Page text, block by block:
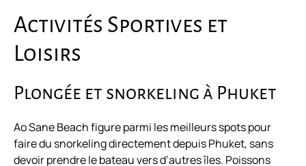
Activités Sportives et
Loisirs
Plongée et snorkeling à Phuket
Ao Sane Beach figure parmi les meilleurs spots pour
faire du snorkeling directement depuis Phuket, sans
devoir prendre le bateau vers d’autres îles. Poissons